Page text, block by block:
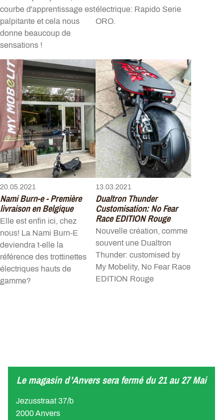
courbe d'apprentissage est
palpitante et cela nous
donne beaucoup de
sensations !
électrique: Rapido Serie
ORO.
20.05.2021
Nami Burn-e - Première
livraison en Belgique
Elle est enfin ici, chez
nous! La Nami Burn-E
deviendra t-elle la
référence des trottinettes
électriques hauts de
gamme?
13.03.2021
Dualtron Thunder
Customisation: No Fear
Race EDITION Rouge
Nouvelle création, comme
souvent une Dualtron
Thunder: customised by
My Mobelity, No Fear Race
EDITION Rouge
Le magasin d'Anvers sera fermé du 21 au 27 Mai
Jezusstraat 37/b
2000 Anvers